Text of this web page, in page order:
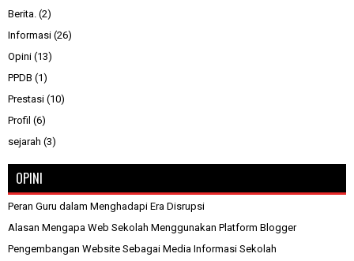
Berita. (2)
Informasi (26)
Opini (13)
PPDB (1)
Prestasi (10)
Profil (6)
sejarah (3)
OPINI
Peran Guru dalam Menghadapi Era Disrupsi
Alasan Mengapa Web Sekolah Menggunakan Platform Blogger
Pengembangan Website Sebagai Media Informasi Sekolah